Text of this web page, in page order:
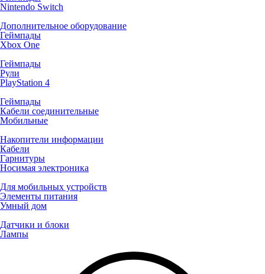
Nintendo Switch
Дополнительное оборудование
Геймпады
Xbox One
Геймпады
Рули
PlayStation 4
Геймпады
Кабели соединительные
Мобильные
Накопители информации
Кабели
Гарнитуры
Носимая электроника
Для мобильных устройств
Элементы питания
Умный дом
Датчики и блоки
Лампы